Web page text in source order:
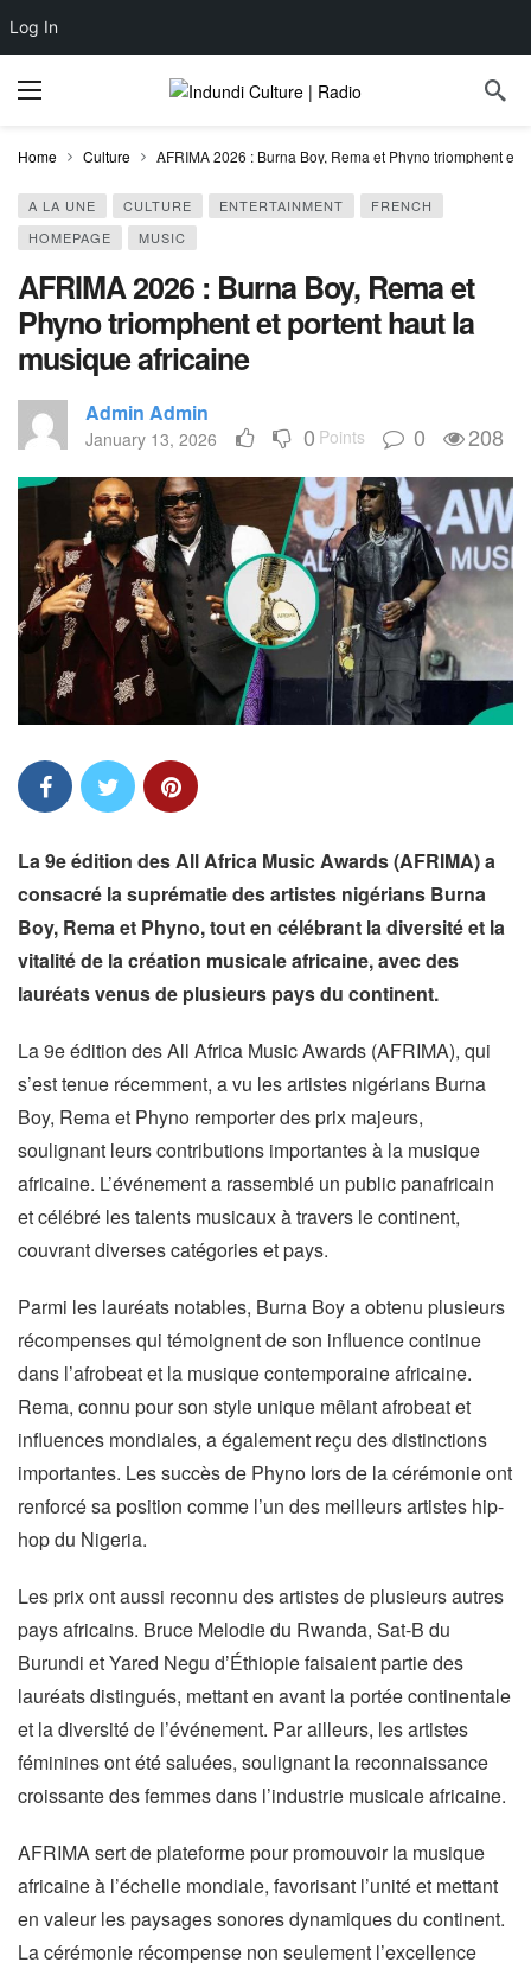
Log In
Home Culture AFRIMA 2026 : Burna Boy, Rema et Phyno triomphent et
A LA UNE CULTURE ENTERTAINMENT
FRENCH
HOMEPAGE
MUSIC
AFRIMA 2026 : Burna Boy, Rema et
Phyno triomphent et portent haut la
musique africaine
Admin Admin
January 13, 2026 0 Points 0 208
La 9e édition des All Africa Music Awards (AFRIMA) a
consacré la suprématie des artistes nigérians Burna
Boy, Rema et Phyno, tout en célébrant la diversité et la
vitalité de la création musicale africaine, avec des
lauréats venus de plusieurs pays du continent.
La 9e édition des All Africa Music Awards (AFRIMA), qui
s’est tenue récemment, a vu les artistes nigérians Burna
Boy, Rema et Phyno remporter des prix majeurs,
soulignant leurs contributions importantes à la musique
africaine. L’événement a rassemblé un public panafricain
et célébré les talents musicaux à travers le continent,
couvrant diverses catégories et pays.
Parmi les lauréats notables, Burna Boy a obtenu plusieurs
récompenses qui témoignent de son influence continue
dans l’afrobeat et la musique contemporaine africaine.
Rema, connu pour son style unique mêlant afrobeat et
influences mondiales, a également reçu des distinctions
importantes. Les succès de Phyno lors de la cérémonie ont
renforcé sa position comme l’un des meilleurs artistes hip-
hop du Nigeria.
Les prix ont aussi reconnu des artistes de plusieurs autres
pays africains. Bruce Melodie du Rwanda, Sat-B du
Burundi et Yared Negu d’Éthiopie faisaient partie des
lauréats distingués, mettant en avant la portée continentale
et la diversité de l’événement. Par ailleurs, les artistes
féminines ont été saluées, soulignant la reconnaissance
croissante des femmes dans l’industrie musicale africaine.
AFRIMA sert de plateforme pour promouvoir la musique
africaine à l’échelle mondiale, favorisant l’unité et mettant
en valeur les paysages sonores dynamiques du continent.
La cérémonie récompense non seulement l’excellence